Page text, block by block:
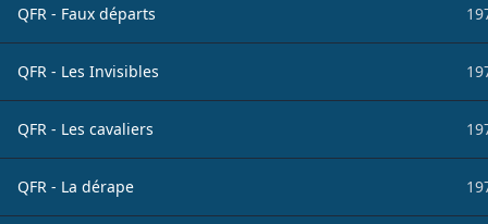
QFR - Faux départs
QFR - Les Invisibles
QFR - Les cavaliers
QFR - La dérape